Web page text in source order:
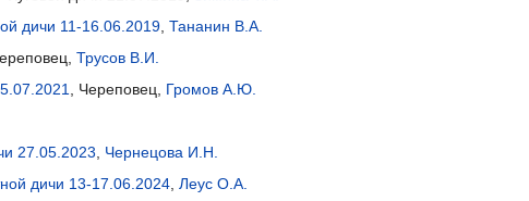
дичи 11-16.06.2019, Тананин В.А.
Трусов В.И.
, Череповец, Громов А.Ю.
27.05.2023, Чернецова И.Н.
дичи 13-17.06.2024, Леус О.А.